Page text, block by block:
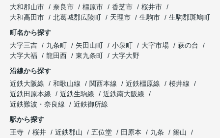
大和郡山市
奈良市 橿原市 香芝市
桜井市
大和高田市
北葛城郡広陵町 天理市 生駒市
生駒郡斑鳩町
町名から探す
大字三吉
九条町 矢田山町 小泉町 大字市場
萩の台
大字大福
龍田西 東九条町
大字大野
沿線から探す
近鉄大阪線
和歌山線 関西本線 近鉄橿原線
桜井線
近鉄田原本線
近鉄生駒線
近鉄南大阪線
近鉄難波・奈良線
近鉄御所線
駅から探す
王寺
桜井 近鉄郡山 五位堂 田原本 九条
築山